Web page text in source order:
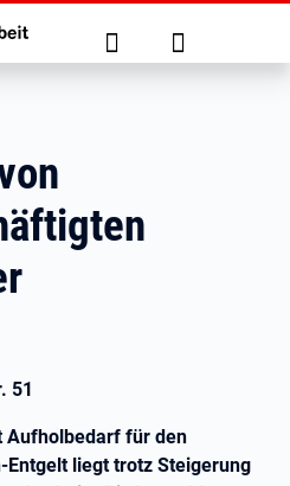
Suche Anmelden
51
Aufholbedarf für den
liegt trotz Steigerung